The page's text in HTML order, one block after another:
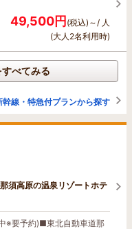
49,500円(税込)～/ 人
(大人2名利用時)
べてみる
線・特急付プランから探す
須高原の温泉リゾートホテ
※要予約)■東北自動車道那